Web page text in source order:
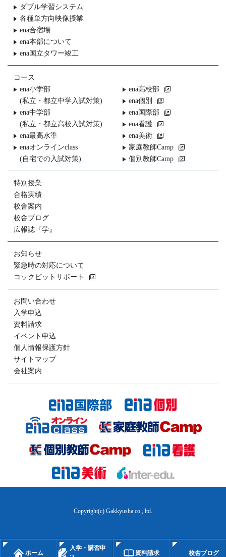
ダブル学習システム
各種単方向映像授業
ena合宿場
ena本部について
ena国立タワー竣工
コース
ena小学部
(私立・都立中学入試対策)
ena中学部
(私立・都立高校入試対策)
ena最高水準
enaオンラインclass
(自宅での入試対策)
ena高校部
ena個別
ena国際部
ena看護
ena美術
家庭教師Camp
個別教師Camp
特別授業
合格実績
校舎案内
校舎ブログ
広報誌『学』
お知らせ
緊急時の対応について
コックピットサポート
お問い合わせ
入学申込
資料請求
イベント申込
個人情報保護方針
サイトマップ
会社案内
Copyright(c) Gakkyusha co., ltd.
ホーム
入学・講習申
資料請求 校舎ブログ